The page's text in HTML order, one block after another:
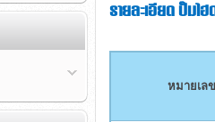
รายละเอียด ปั๊ม
หมายเล